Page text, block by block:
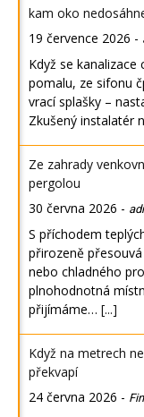
kam oko
19 července 2026 -
Když se
pomalu, ze sifonu
vrací splašky –
Zkušený instalatér
Ze zahrady
pergolou
30 června 2026 -
S příchodem
přirozeně
nebo chladného
plnohodnotná
přijímáme… [...]
Když na metrech
překvapí
24 června 2026 -